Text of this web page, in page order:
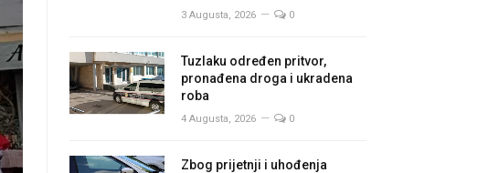
3 Augusta, 2026 0
Tuzlaku određen pritvor,
pronađena droga i ukradena
roba
4 Augusta, 2026 0
Zbog prijetnji i uhođenja